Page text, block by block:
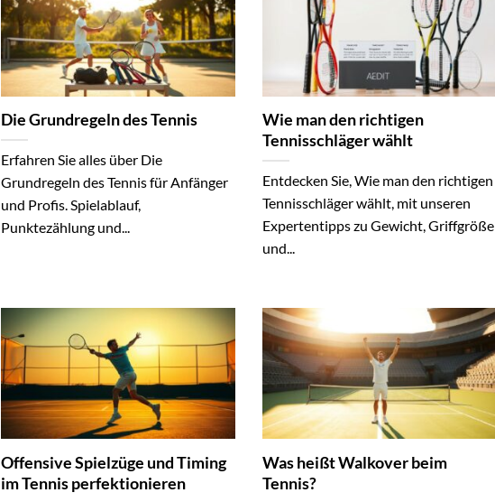
Die Grundregeln des Tennis
Erfahren Sie alles über Die
Grundregeln des Tennis für Anfänger
und Profis. Spielablauf,
Punktezählung und...
Wie man den richtigen
Tennisschläger wählt
Entdecken Sie, Wie man den richtigen
Tennisschläger wählt, mit unseren
Expertentipps zu Gewicht, Griffgröße
und...
Offensive Spielzüge und Timing
im Tennis perfektionieren
Was heißt Walkover beim
Tennis?